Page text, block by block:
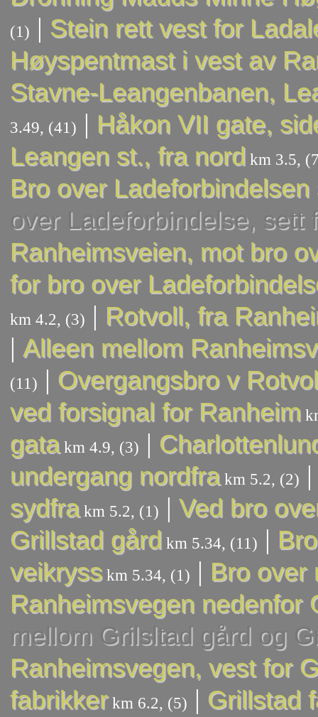
(1) | Stein rett vest for
Høyspentmast i vest av
Stavne-Leangenbanen,
3.49, (41) | Håkon VII gate,
Leangen st., fra nord km 3.5,
Bro over
over Ladeforbindelse, sett
Ranheimsveien, mot bro
for bro over
km 4.2, (3) | Rotvoll, fra
| Alleen mellom
(11) | Overgangsbro v
ved forsignal for Ranheim
gatakm 4.9, (3) |
undergang nordfrakm 5.2, (2)
sydfrakm 5.2, (1) | Ved bro
Grillstad gård km 5.34, (11) |
veikrysskm 5.34, (1) | Bro over
Ranheimsvegen nedenfor
mellom Grilsltad gård og
Ranheimsvegen, vest for
fabrikkerkm 6.2, (5) | Grillstad